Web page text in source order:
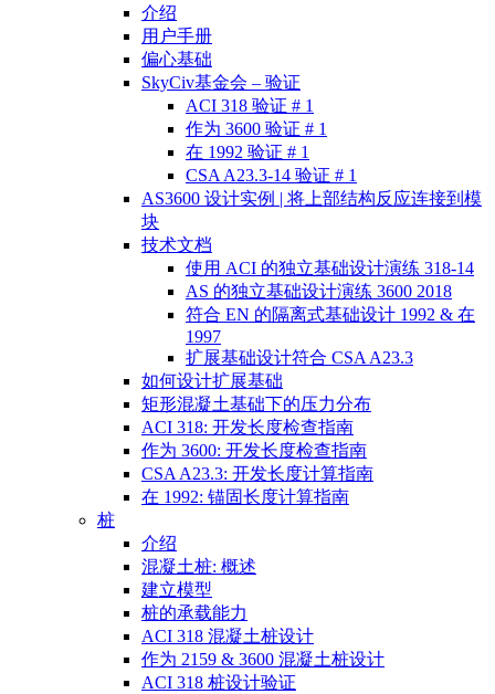
介绍
用户手册
偏心基础
SkyCiv基金会 – 验证
ACI 318 验证 # 1
作为 3600 验证 # 1
在 1992 验证 # 1
CSA A23.3-14 验证 # 1
AS3600 设计实例 | 将上部结构反应连接到模
块
技术文档
使用 ACI 的独立基础设计演练 318-14
AS 的独立基础设计演练 3600 2018
符合 EN 的隔离式基础设计 1992 & 在
1997
扩展基础设计符合 CSA A23.3
如何设计扩展基础
矩形混凝土基础下的压力分布
ACI 318: 开发长度检查指南
作为 3600: 开发长度检查指南
CSA A23.3: 开发长度计算指南
在 1992: 锚固长度计算指南
桩
介绍
混凝土桩: 概述
建立模型
桩的承载能力
ACI 318 混凝土桩设计
作为 2159 & 3600 混凝土桩设计
ACI 318 桩设计验证